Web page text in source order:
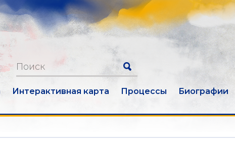
Интерактивная карта Процессы Биографии